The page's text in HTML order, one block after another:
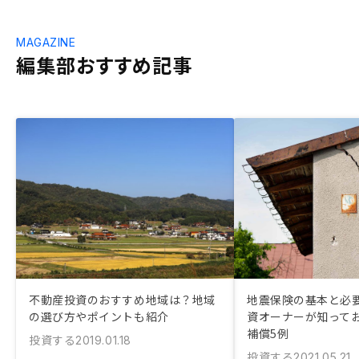
編集部おすすめ記事
MAGAZINE
不動産投資のおすすめ地域は？地域
の選び方やポイントも紹介
投資する2019.01.18
地震保険の基本と必
資オーナーが知って
補償5例